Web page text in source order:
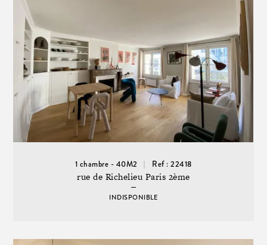
1 chambre - 40M2 Ref : 22418
rue de Richelieu Paris 2ème
INDISPONIBLE